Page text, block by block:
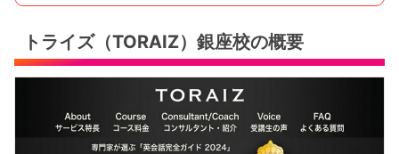
トライズ（TORAIZ）銀座校の概要